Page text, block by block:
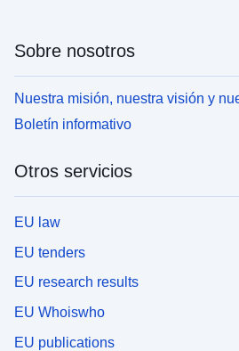
Sobre nosotros
Nuestra misión, nuestra visión y
Boletín informativo
Otros servicios
EU law
EU tenders
EU research results
EU Whoiswho
EU publications